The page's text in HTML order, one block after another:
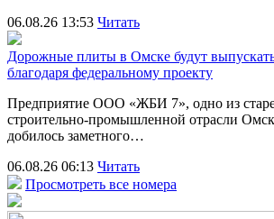
06.08.26 13:53 Читать
Дорожные плиты в Омске будут
благодаря федеральному проекту
Предприятие ООО «ЖБИ 7», одно из
строительно‑промышленной отрасли
добилось заметного…
06.08.26 06:13 Читать
Просмотреть все номера